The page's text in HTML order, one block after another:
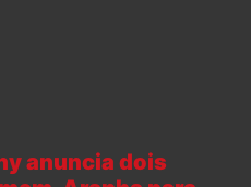
anuncia dois